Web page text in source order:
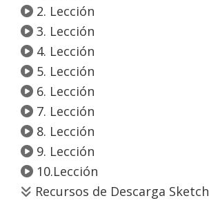
2. Lección
3. Lección
4. Lección
5. Lección
6. Lección
7. Lección
8. Lección
9. Lección
10.Lección
Recursos de Descarga